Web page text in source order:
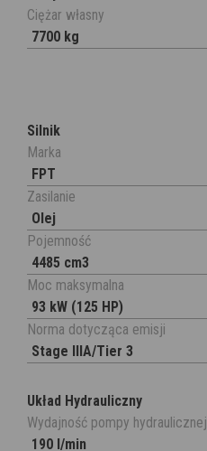
Ciężar własny
7700 kg
Silnik
Marka
FPT
Zasilanie
Olej
Pojemność
4485 cm3
Moc maksymalna
93 kW (125 HP)
Norma dotycząca emisji
Stage IIIA/Tier 3
Układ Hydrauliczny
Wydajność pompy hydraulicznej
190 l/min